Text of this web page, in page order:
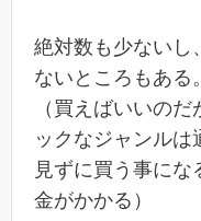
絶対数も少ないし
ないところもある。
（買えばいいの
ックなジャンルは
見ずに買う事に
金がかかる）